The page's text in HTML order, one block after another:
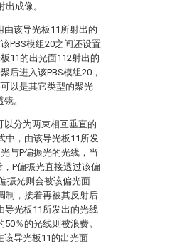
成像。
该导光板11所射出的
PBS模组20之间还设置
11的出光面112射出的
后进入该PBS模组20，
以是其它类型的聚光
。
以分为两束相互垂直的
中，由该导光板11所发
与P偏振光的光线，当
P偏振光直接透过该偏
振光则会被该偏光面
制，接着再被其反射后
导光板11所发出的光线
％的光线则被浪费。
该导光板11的出光面